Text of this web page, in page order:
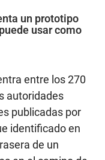
un prototipo
usar como
entre los 270
autoridades
publicadas por
identificado en
de un